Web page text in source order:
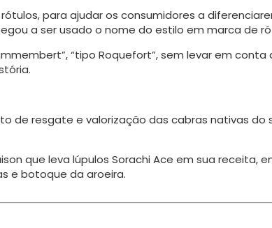
para ajudar os consumi­dores a
a ser usado o nome do estilo em marca de
“tipo Roquefort”, sem levar em
de resgate e valorização das cabras nativas do
que leva lúpulos Sorachi Ace em sua
e botoque da aroeira.